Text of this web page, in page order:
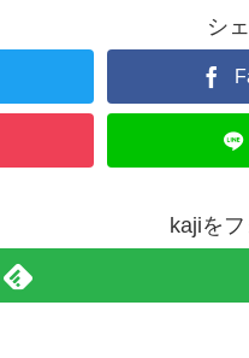
シ
kajiを